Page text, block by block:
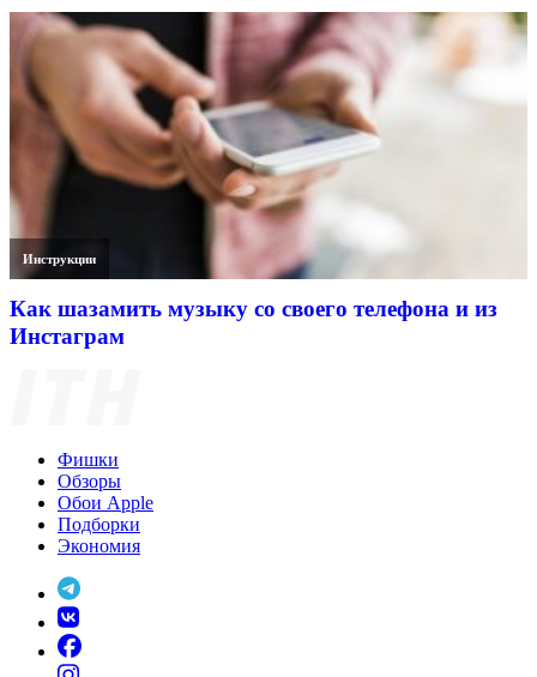
Инструкции
Как шазамить музыку со своего телефона и из
Инстаграм
Фишки
Обзоры
Обои Apple
Подборки
Экономия